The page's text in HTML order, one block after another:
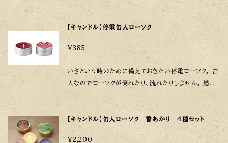
お使いください。 燃焼時間：約1時間 箱寸法：W195×D1
20×H20mm 商品寸法（１本）：長さ102mm ø10mm
（１号５）
【キャンドル】停電缶入ローソク
¥385
いざという時のために備えておきたい停電ローソク。 缶
入なのでローソクが倒れたり、流れたりしません。 燃焼
時間：約8時間 商品寸法：高さ38mm ø73mm ※不
燃性のお皿等に載せてご使用ください
【キャンドル】缶入ローソク 香あかり ４種セット
¥2,200